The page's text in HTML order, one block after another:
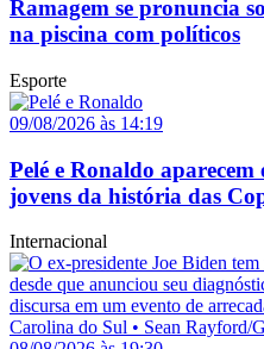
Ramagem se pronuncia
na piscina com políticos
Esporte
09/08/2026 às 14:19
Pelé e Ronaldo aparecem
jovens da história das
Internacional